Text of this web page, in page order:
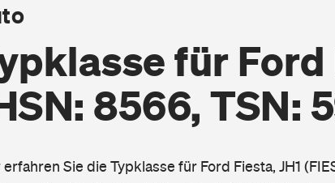
für Ford
8566, TSN:
erfahren Sie die Typklasse für Ford Fiesta, JH1